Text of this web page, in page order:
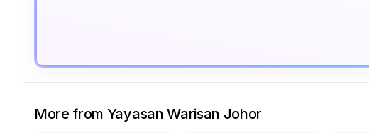
More from Yayasan Warisan Johor